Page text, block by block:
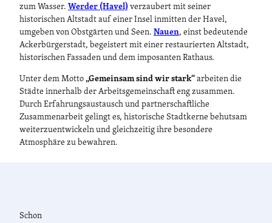
zum Wasser. Werder (Havel)verzaubert mit seiner
historischen Altstadt auf einer Insel inmitten der Havel,
umgeben von Obstgärten und Seen. Nauen, einst bedeutende
Ackerbürgerstadt, begeistert mit einer restaurierten Altstadt,
historischen Fassaden und dem imposanten Rathaus.
Unter dem Motto„Gemeinsam sind wir stark“arbeiten die
Städte innerhalb der Arbeitsgemeinschaft eng zusammen.
Durch Erfahrungsaustausch und partnerschaftliche
Zusammenarbeit gelingt es, historische Stadtkerne behutsam
weiterzuentwickeln und gleichzeitig ihre besondere
Atmosphäre zu bewahren.
Schon